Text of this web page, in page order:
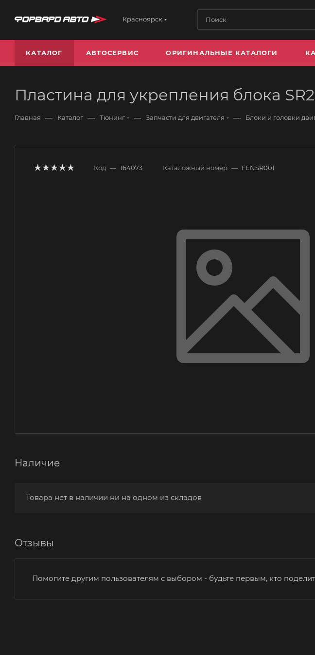
Красноярск
КАТАЛОГ АВТОСЕРВИС ОРИГИНАЛЬНЫЕ КАТАЛОГИ
Пластина для укрепления блока
Главная — Каталог — Тюнинг — Запчасти для двигателя — Блоки и головки
Код — 164073 Каталожный номер — FENSR001
Наличие
Товара нет в наличии ни на одном из складов
Отзывы
Помогите другим пользователям с выбором - будьте первым, кто